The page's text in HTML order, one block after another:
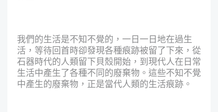
我們的生活是不知不覺的，一日一日地在過生
活，等待回首時卻發現各種痕跡被留了下來，從
石器時代的人類留下貝殼開始，到現代人在日常
生活中產生了各種不同的廢棄物。這些不知不覺
中產生的廢棄物，正是當代人類的生活痕跡。